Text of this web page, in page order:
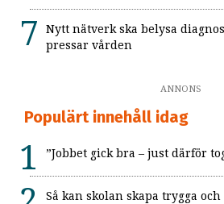
Nytt nätverk ska belysa
pressar vården
ANNONS
Populärt innehåll idag
”Jobbet gick bra – just därför
Så kan skolan skapa trygga